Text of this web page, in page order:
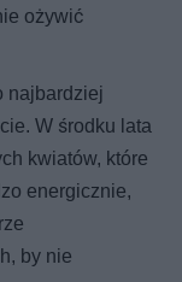
ożywić
najbardziej
W środku lata
kwiatów, które
energicznie,
by nie